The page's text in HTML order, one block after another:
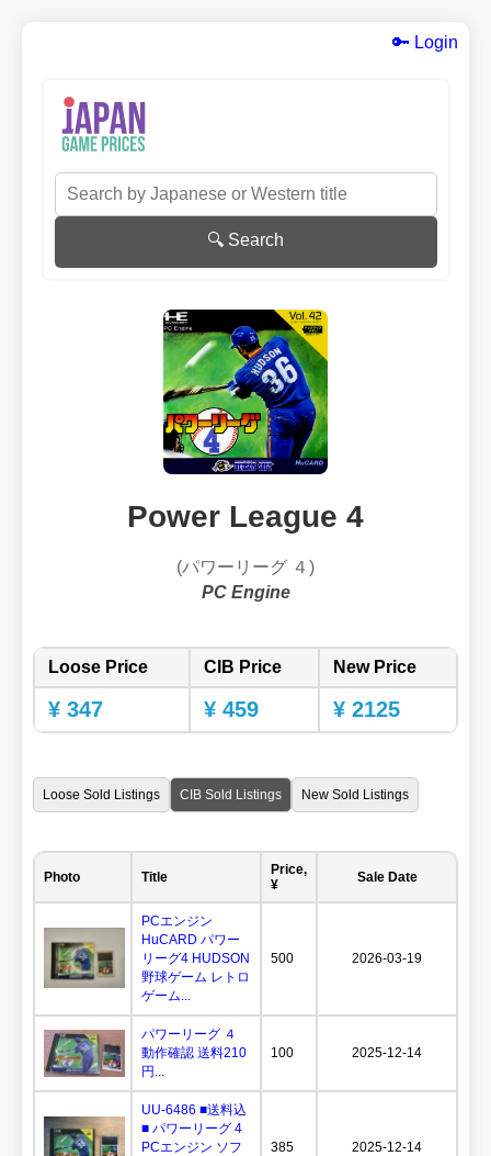
🔑 Login
🔍 Search
Power League 4
(パワーリーグ ４)
PC Engine
Loose Price CIB Price New Price
¥ 347 ¥ 459 ¥ 2125
Loose Sold Listings CIB Sold Listings New Sold Listings
Photo Title
Price,
¥
Sale Date
PCエンジン
HuCARD パワー
リーグ4 HUDSON
野球ゲーム レトロ
ゲーム...
500 2026-03-19
パワーリーグ ４
動作確認 送料210
円...
100 2025-12-14
UU-6486 ■送料込
■ パワーリーグ 4
PCエンジン ソフ
385 2025-12-14